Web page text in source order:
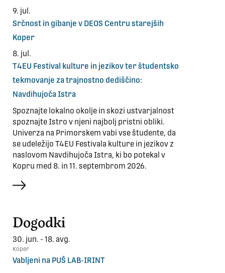
9. jul.
Srčnost in gibanje v DEOS Centru starejših
Koper
8. jul.
T4EU Festival kulture in jezikov ter študentsko
tekmovanje za trajnostno dediščino:
Navdihujoča Istra
Spoznajte lokalno okolje in skozi ustvarjalnost
spoznajte Istro v njeni najbolj pristni obliki.
Univerza na Primorskem vabi vse študente, da
se udeležijo T4EU Festivala kulture in jezikov z
naslovom Navdihujoča Istra, ki bo potekal v
Kopru med 8. in 11. septembrom 2026.
več
Dogodki
30. jun. - 18. avg.
Koper
Vabljeni na PUŠ LAB-IRINT